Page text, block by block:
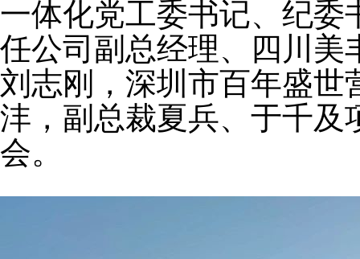
一体化党工委书记、纪委
任公司副总经理、四川美
刘志刚，深圳市百年盛世
沣，副总裁夏兵、于千及
会。